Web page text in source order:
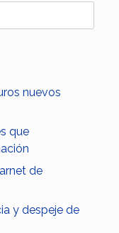
nuevos
que
de
y despeje de